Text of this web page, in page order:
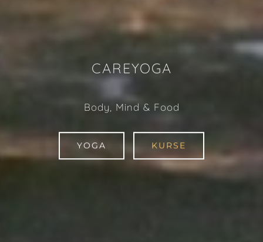
CAREYOGA
Body, Mind & Food
YOGA KURSE